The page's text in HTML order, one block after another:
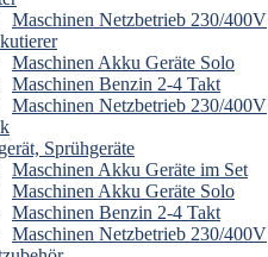
Maschinen Netzbetrieb 230/400V
Maschinen Akku Geräte Solo
Maschinen Benzin 2-4 Takt
Maschinen Netzbetrieb 230/400V
Sprühgeräte
Maschinen Akku Geräte im Set
Maschinen Akku Geräte Solo
Maschinen Benzin 2-4 Takt
Maschinen Netzbetrieb 230/400V